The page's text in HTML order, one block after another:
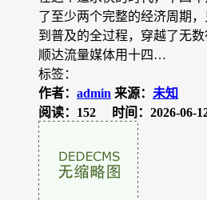
了至少两个完整的经济周期
到普及的全过程，穿越了无数
顺达流量媒体用十四…
标签：
作者： admin 来源： 未知
阅读：152
时间：2026-06-